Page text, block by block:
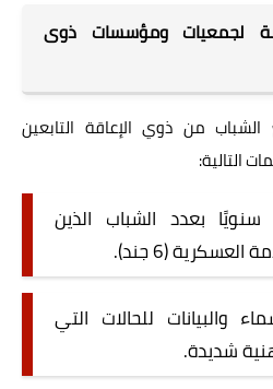
لجمعيات ومؤسسات ذوى
من ذوي الإعاقة التابعين
التالية:
سنويًا بعدد الشباب الذين
(6 جند).
والبيانات للحالات التي
شديدة.